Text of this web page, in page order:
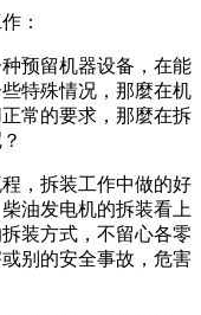
：
预留机器设备，在能
特殊情况，那麼在机
常的要求，那麼在拆
，拆装工作中做的好
油发电机的拆装看上
装方式，不留心各零
别的安全事故，危害